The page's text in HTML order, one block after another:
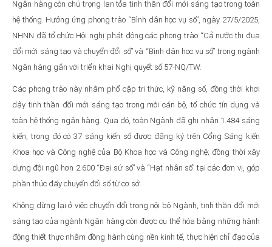
Ngân hàng còn chú trọng lan tỏa tinh thần đổi mới sáng tạo trong toàn
hệ thống. Hưởng ứng phong trào “Bình dân học vụ số”, ngày 27/5/2025,
NHNN đã tổ chức Hội nghị phát động các phong trào “Cả nước thi đua
đổi mới sáng tạo và chuyển đổi số” và “Bình dân học vụ số” trong ngành
Ngân hàng gắn với triển khai Nghị quyết số 57-NQ/TW.
Các phong trào này nhằm phổ cập tri thức, kỹ năng số, đồng thời khơi
dậy tinh thần đổi mới sáng tạo trong mỗi cán bộ, tổ chức tín dụng và
toàn hệ thống ngân hàng. Qua đó, toàn Ngành đã ghi nhận 1.484 sáng
kiến, trong đó có 37 sáng kiến số được đăng ký trên Cổng Sáng kiến
Khoa học và Công nghệ của Bộ Khoa học và Công nghệ; đồng thời xây
dựng đội ngũ hơn 2.600 “Đại sứ số” và “Hạt nhân số” tại các đơn vị, góp
phần thúc đẩy chuyển đổi số từ cơ sở.
Không dừng lại ở việc chuyển đổi trong nội bộ Ngành, tinh thần đổi mới
sáng tạo của ngành Ngân hàng còn được cụ thể hóa bằng những hành
động thiết thực nhằm đồng hành cùng nền kinh tế, thực hiện chỉ đạo của